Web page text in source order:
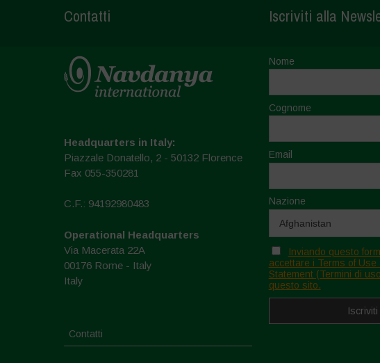
Contatti
Headquarters in Italy:
Piazzale Donatello, 2 - 50132 Florence
Fax 055-350281
C.F.: 94192980483
Operational Headquarters
Via Macerata 22A
00176 Rome - Italy
Italy
Contatti
Iscriviti alla
Nome
Cognome
Email
Nazione
Inviando questo
accettare i Terms of Use
Statement (Termini di
questo sito.